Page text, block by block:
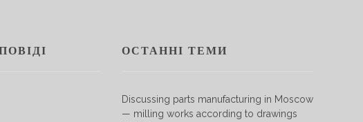
ОСТАННІ ТЕМИ
Discussing parts manufacturing in Moscow
— milling works according to drawings